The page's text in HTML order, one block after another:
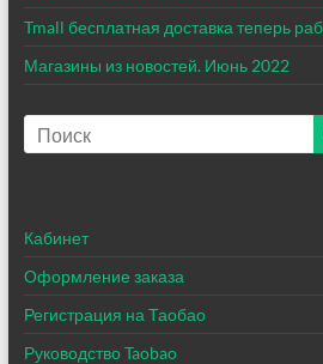
Tmall бесплатная доставка теперь
Магазины из новостей. Июнь 2022​
Кабинет
Оформление заказа
Регистрация на Таобао
Руководство Taobao